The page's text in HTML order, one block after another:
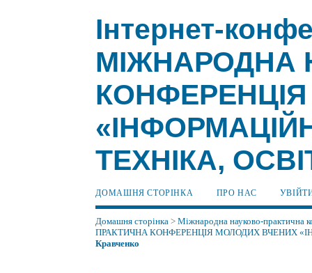
Інтернет-
МІЖНАРОДНА
ТЕХНІКА,
ДОМАШНЯ СТОРІНКА ПРО НАС
Домашня сторінка >Міжнародна науково-практична
ПРАКТИЧНА КОНФЕРЕНЦІЯ МОЛОДИХ ВЧЕНИХ
Кравченко